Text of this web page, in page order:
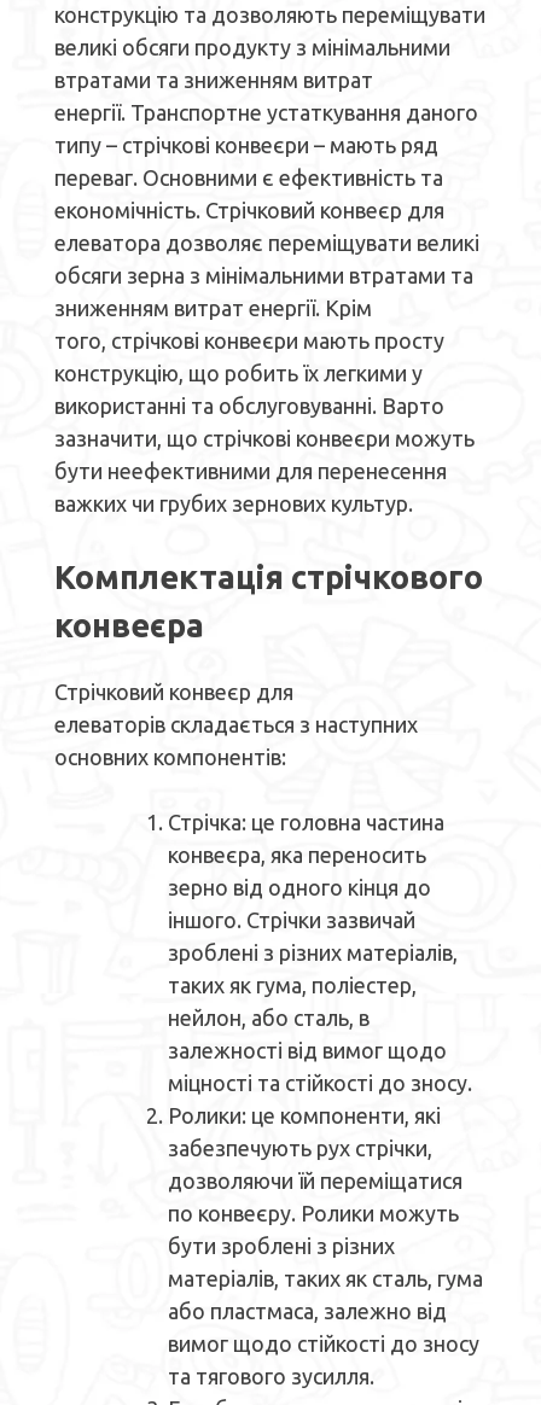
конструкцію та дозволяють переміщувати
великі обсяги продукту з мінімальними
втратами та зниженням витрат
енергії. Транспортне устаткування даного
типу – стрічкові конвеєри – мають ряд
переваг. Основними є ефективність та
економічність. Стрічковий конвеєр для
елеватора дозволяє переміщувати великі
обсяги зерна з мінімальними втратами та
зниженням витрат енергії. Крім
того, стрічкові конвеєри мають просту
конструкцію, що робить їх легкими у
використанні та обслуговуванні. Варто
зазначити, що стрічкові конвеєри можуть
бути неефективними для перенесення
важких чи грубих зернових культур.
Комплектація стрічкового
конвеєра
Стрічковий конвеєр для
елеваторів складається з наступних
основних компонентів:
Стрічка: це головна частина
конвеєра, яка переносить
зерно від одного кінця до
іншого. Стрічки зазвичай
зроблені з різних матеріалів,
таких як гума, поліестер,
нейлон, або сталь, в
залежності від вимог щодо
міцності та стійкості до зносу.
Ролики: це компоненти, які
забезпечують рух стрічки,
дозволяючи їй переміщатися
по конвеєру. Ролики можуть
бути зроблені з різних
матеріалів, таких як сталь, гума
або пластмаса, залежно від
вимог щодо стійкості до зносу
та тягового зусилля.